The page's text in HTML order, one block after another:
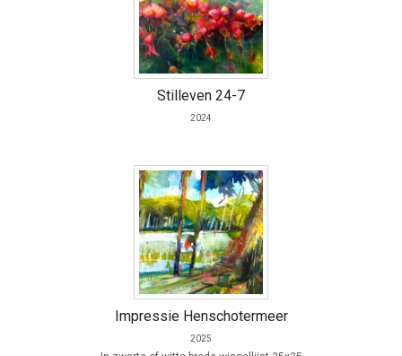
Stilleven 24-7
2024
Impressie Henschotermeer
2025